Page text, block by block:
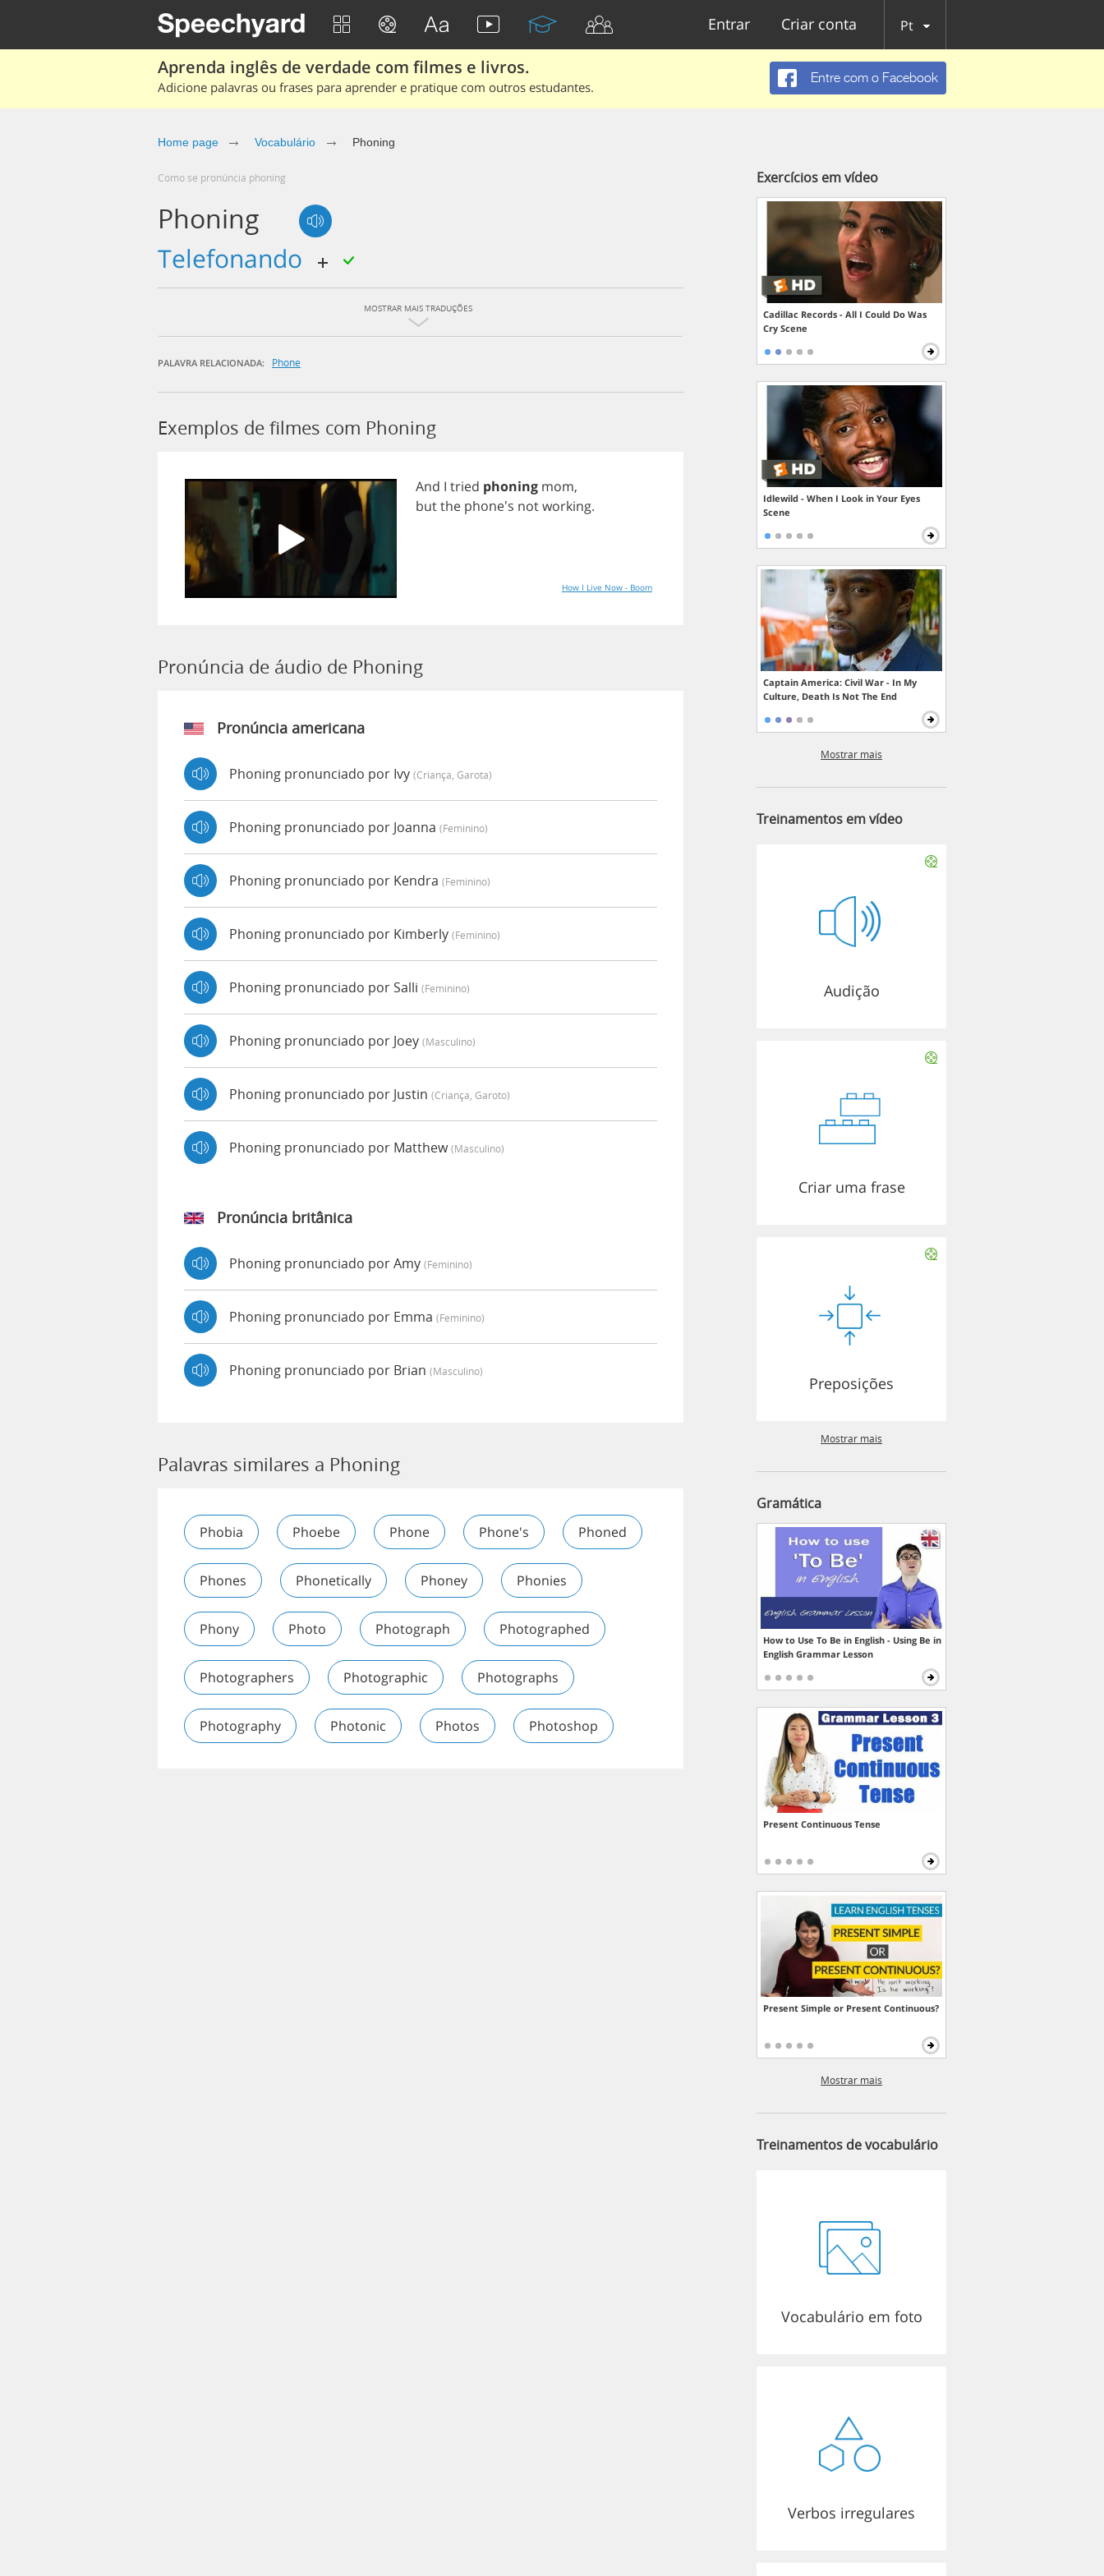
Entrar Criar conta Pt
Aprenda inglês de verdade com filmes e livros.
Adicione palavras ou frases para aprender e pratique com outros estudantes.
Entre com o Facebook
Home page Vocabulário Phoning
Como se pronúncia phoning
Phoning
telefonando
MOSTRAR MAIS TRADUÇÕES
PALAVRA RELACIONADA: Phone
Exemplos de filmes com Phoning
And I tried phoning mom,
butthe phone's notworking.
How I Live Now - Boom
Pronúncia de áudio de Phoning
Pronúncia americana
Phoning pronunciado por Ivy (criança, Garota)
Phoning pronunciado por Joanna (feminino)
Phoning pronunciado por Kendra (feminino)
Phoning pronunciado por Kimberly (feminino)
Phoning pronunciado por Salli (feminino)
Phoning pronunciado por Joey (masculino)
Phoning pronunciado por Justin (criança, Garoto)
Phoning pronunciado por Matthew(masculino)
Pronúncia britânica
Phoning pronunciado por Amy (feminino)
Phoning pronunciado por Emma (feminino)
Phoning pronunciado por Brian (masculino)
Palavras similares a Phoning
Phobia Phoebe Phone Phone's Phoned
Phones Phonetically Phoney Phonies
Phony Photo Photograph Photographed
Photographers Photographic Photographs
Photography Photonic Photos Photoshop
Exercícios em vídeo
Cadillac Records - All I Could Do Was
Cry Scene
Idlewild - When I Look in Your Eyes
Scene
Captain America: Civil War - In My
Culture, Death Is Not The End
Mostrar mais
Treinamentos em vídeo
Audição
Criar uma frase
Preposições
Mostrar mais
Gramática
How to Use To Be in English - Using Be in
English Grammar Lesson
Present Continuous Tense
Present Simple or Present Continuous?
Mostrar mais
Treinamentos de vocabulário
Vocabulário em foto
Verbos irregulares